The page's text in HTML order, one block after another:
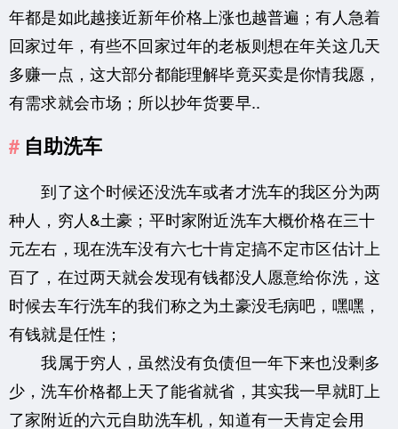
年都是如此越接近新年价格上涨也越普遍；有人急着
回家过年，有些不回家过年的老板则想在年关这几天
多赚一点，这大部分都能理解毕竟买卖是你情我愿，
有需求就会市场；所以抄年货要早..
自助洗车
到了这个时候还没洗车或者才洗车的我区分为两
种人，穷人&土豪；平时家附近洗车大概价格在三十
元左右，现在洗车没有六七十肯定搞不定市区估计上
百了，在过两天就会发现有钱都没人愿意给你洗，这
时候去车行洗车的我们称之为土豪没毛病吧，嘿嘿，
有钱就是任性；
我属于穷人，虽然没有负债但一年下来也没剩多
少，洗车价格都上天了能省就省，其实我一早就盯上
了家附近的六元自助洗车机，知道有一天肯定会用